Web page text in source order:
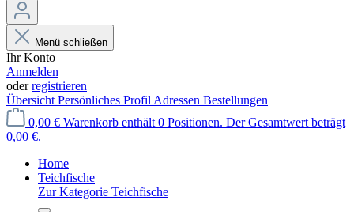
Menü schließen
Ihr Konto
Anmelden
oderregistrieren
Übersicht Persönliches Profil Adressen Bestellungen
0,00 € Warenkorb enthält 0 Positionen. Der Gesamtwert beträgt
0,00 €.
Home
Teichfische
Zur Kategorie Teichfische